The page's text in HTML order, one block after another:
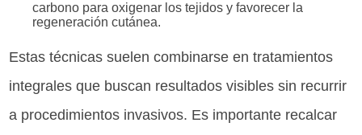
carbono para oxigenar los tejidos y favorecer la
regeneración cutánea.
Estas técnicas suelen combinarse en tratamientos
integrales que buscan resultados visibles sin recurrir
a procedimientos invasivos. Es importante recalcar